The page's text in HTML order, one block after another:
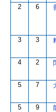
2 6
3 3
4 2
5 7
5 9